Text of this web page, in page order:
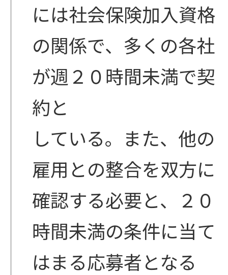
には社会保険加入資格
の関係で、多くの各社
が週２０時間未満で契
約と
している。また、他の
雇用との整合を双方に
確認する必要と、２０
時間未満の条件に当て
はまる応募者となる